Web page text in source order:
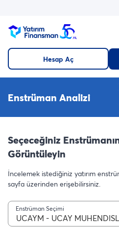
Hesap Aç
Enstrüman Analizi
Seçeceğiniz
Görüntüleyin
İncelemek istediğiniz yatırım
sayfa üzerinden erişebilirsiniz.
Enstrüman Seçimi
UCAYM - UCAY